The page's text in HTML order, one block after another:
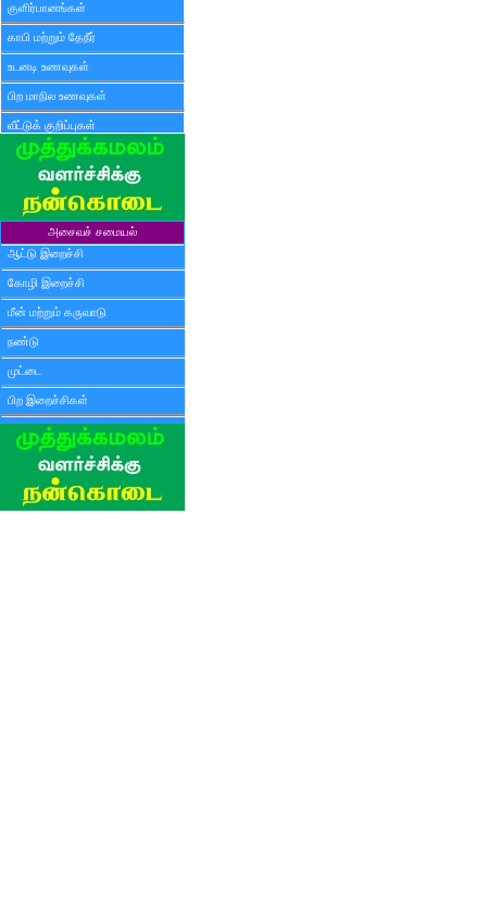
குளிர்பானங்கள்
காபி மற்றும் தேநீர்
உடனடி உணவுகள்
பிற மாநில உணவுகள்
வீட்டுக் குறிப்புகள்
அசைவச் சமையல்
ஆட்டு இறைச்சி
கோழி இறைச்சி
மீன் மற்றும் கருவாடு
நண்டு
முட்டை
பிற இறைச்சிகள்